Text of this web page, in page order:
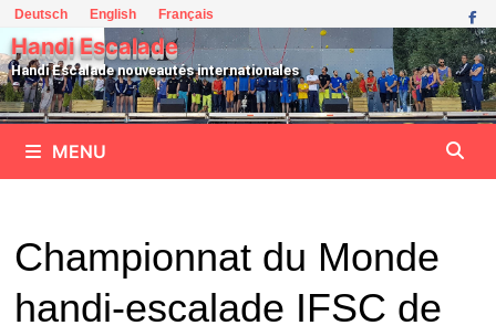
Passer
au
contenu
Deutsch English Français
Handi Escalade
Handi Escalade nouveautés internationales
MENU
Championnat du Monde
handi-escalade IFSC de